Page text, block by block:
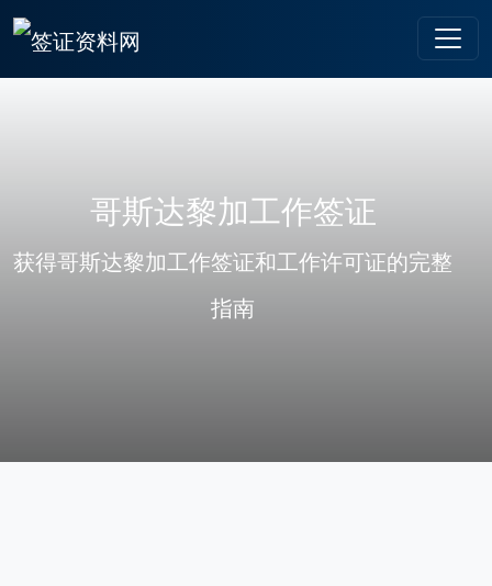
哥斯达黎加工作签证
获得哥斯达黎加工作签证和工作许可证的完整
指南